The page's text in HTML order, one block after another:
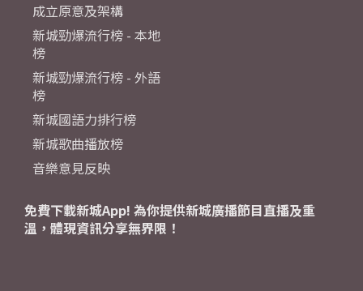
成立原意及架構
新城勁爆流行榜 - 本地
榜
新城勁爆流行榜 - 外語
榜
新城國語力排行榜
新城歌曲播放榜
音樂意見反映
免費下載新城App! 為你提供新城廣播節目直播及重
溫，體現資訊分享無界限！